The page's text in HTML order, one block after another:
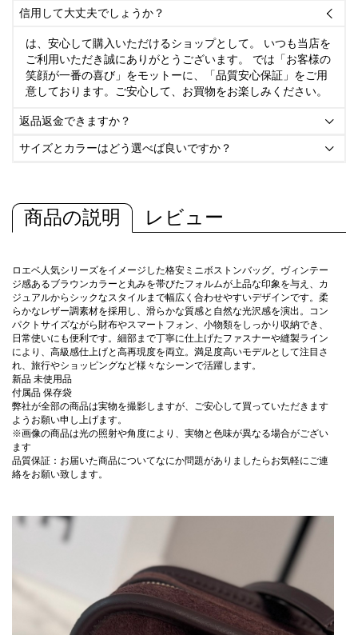
信用して大丈夫でしょうか？ 
は、安心して購入いただけるショップとして。 いつも当店を
ご利用いただき誠にありがとうございます。 では「お客様の
笑顔が一番の喜び」をモットーに、「品質安心保証」をご用
意しております。ご安心して、お買物をお楽しみください。
返品返金できますか？ 
サイズとカラーはどう選べば良いですか？ 
商品の説明 レビュー
ロエベ人気シリーズをイメージした格安ミニボストンバッグ。ヴィンテー
ジ感あるブラウンカラーと丸みを帯びたフォルムが上品な印象を与え、カ
ジュアルからシックなスタイルまで幅広く合わせやすいデザインです。柔
らかなレザー調素材を採用し、滑らかな質感と自然な光沢感を演出。コン
パクトサイズながら財布やスマートフォン、小物類をしっかり収納でき、
日常使いにも便利です。細部まで丁寧に仕上げたファスナーや縫製ライン
により、高級感仕上げと高再現度を両立。満足度高いモデルとして注目さ
れ、旅行やショッピングなど様々なシーンで活躍します。
新品 未使用品
付属品 保存袋
弊社が全部の商品は実物を撮影しますが、ご安心して買っていただきます
ようお願い申し上げます。
※画像の商品は光の照射や角度により、実物と色味が異なる場合がござい
ます
品質保証：お届いた商品についてなにか問題がありましたらお気軽にご連
絡をお願い致します。